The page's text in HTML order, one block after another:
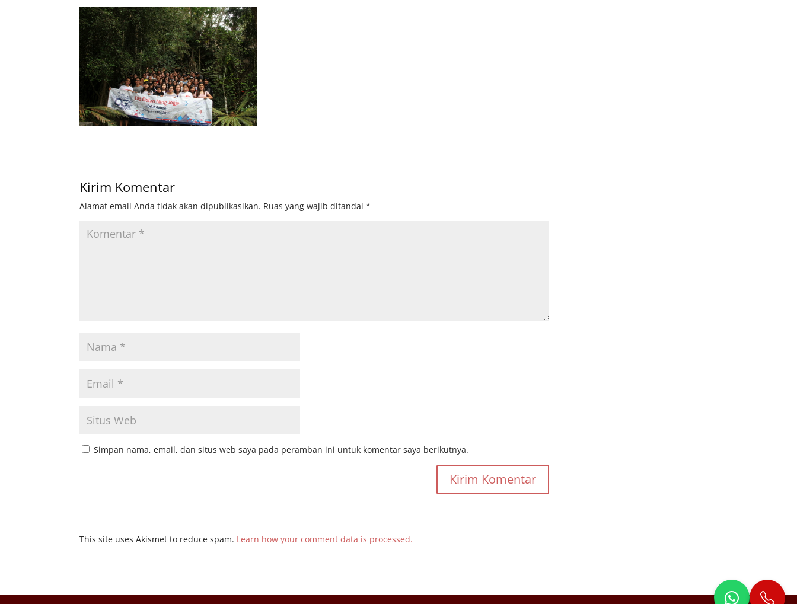
Kirim Komentar
Alamat email Anda tidak akan dipublikasikan. Ruas yang wajib ditandai*
Simpan nama, email, dan situs web saya pada peramban ini untuk komentar saya berikutnya.
This site uses Akismet to reduce spam. Learn how your comment data is processed.